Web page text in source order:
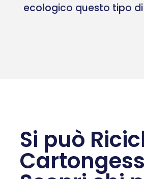
ecologico questo tipo
Si può